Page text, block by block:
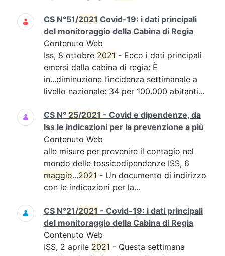
CS N°51/2021 Covid-19: i dati principali
del monitoraggio della Cabina di Regia
Contenuto Web
Iss, 8 ottobre 2021 - Ecco i dati principali
emersi dalla cabina di regia: È
in...diminuzione l’incidenza settimanale a
livello nazionale: 34 per 100.000 abitanti...
CS N° 25/2021 - Covid e dipendenze, da
Iss le indicazioni per la prevenzione a più
Contenuto Web
alle misure per prevenire il contagio nel
mondo delle tossicodipendenze ISS, 6
maggio...2021 - Un documento di indirizzo
con le indicazioni per la...
CS N°21/2021 - Covid-19: i dati principali
del monitoraggio della Cabina di Regia
Contenuto Web
ISS, 2 aprile 2021 - Questa settimana